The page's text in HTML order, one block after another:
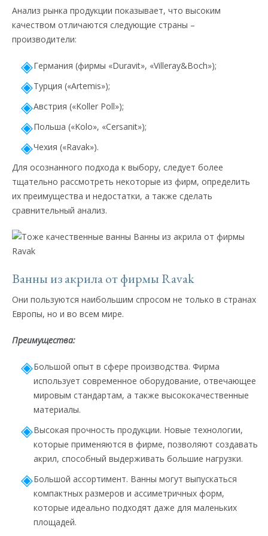
Анализ рынка продукции показывает, что высоким
качеством отличаются следующие страны –
производители:
Германия (фирмы «Duravit», «Villeray&Boch»);
Турция («Artemis»);
Австрия («Koller Poll»);
Польша («Kolo», «Cersanit»);
Чехия («Ravak»).
Для осознанного подхода к выбору, следует более
тщательно рассмотреть некоторые из фирм, определить
их преимущества и недостатки, а также сделать
сравнительный анализ.
Ванны из акрила от фирмы Ravak
Они пользуются наибольшим спросом не только в странах
Европы, но и во всем мире.
Преимущества:
Большой опыт в сфере производства. Фирма
использует современное оборудование, отвечающее
мировым стандартам, а также высококачественные
материалы.
Высокая прочность продукции. Новые технологии,
которые применяются в фирме, позволяют создавать
акрил, способный выдерживать большие нагрузки.
Большой ассортимент. Ванны могут выпускаться
компактных размеров и ассиметричных форм,
которые идеально подходят даже для маленьких
площадей.